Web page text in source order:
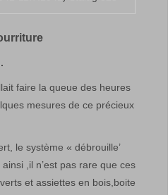
faire la queue des heures
mesures de ce précieux
le système « débrouille’
,il n’est pas rare que ces
et assiettes en bois,boite